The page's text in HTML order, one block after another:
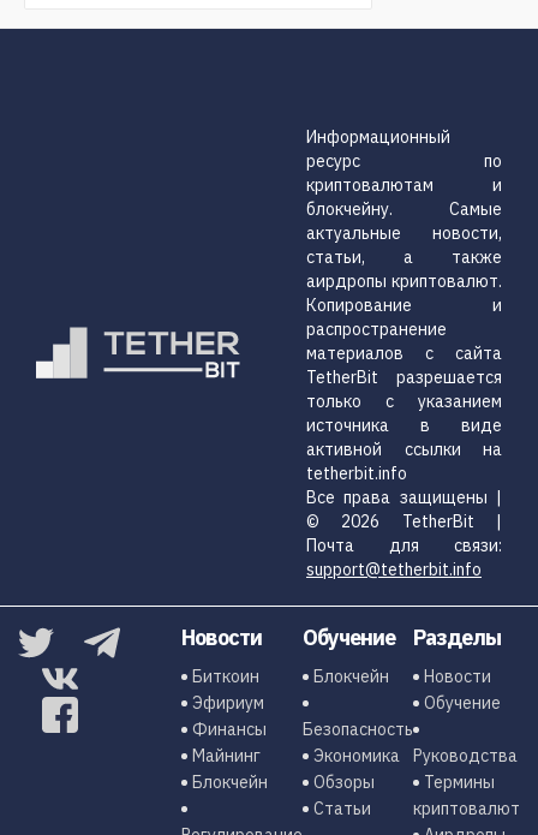
Информационный
ресурс по
криптовалютам и
блокчейну. Самые
актуальные новости,
статьи, а также
аирдропы криптовалют.
Копирование и
распространение
материалов с сайта
TetherBit разрешается
только с указанием
источника в виде
активной ссылки на
tetherbit.info
Все права защищены |
© 2026 TetherBit |
Почта для связи:
support@tetherbit.info
Новости
Биткоин
Эфириум
Финансы
Майнинг
Блокчейн
Обучение
Блокчейн
Безопасность
Экономика
Обзоры
Статьи
Разделы
Новости
Обучение
Руководства
Термины
криптовалют